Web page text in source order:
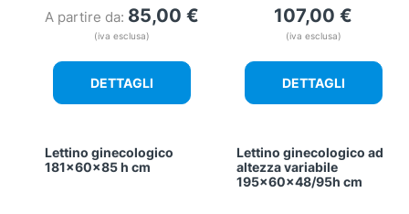
A partire da: 85,00 €
(iva esclusa)
DETTAGLI
107,00 €
(iva esclusa)
DETTAGLI
Lettino ginecologico
181x60x85 h cm
Questo
prodotto
Lettino ginecologico ad
altezza variabile
195x60x48/95h cm
Questo
prodotto
ha